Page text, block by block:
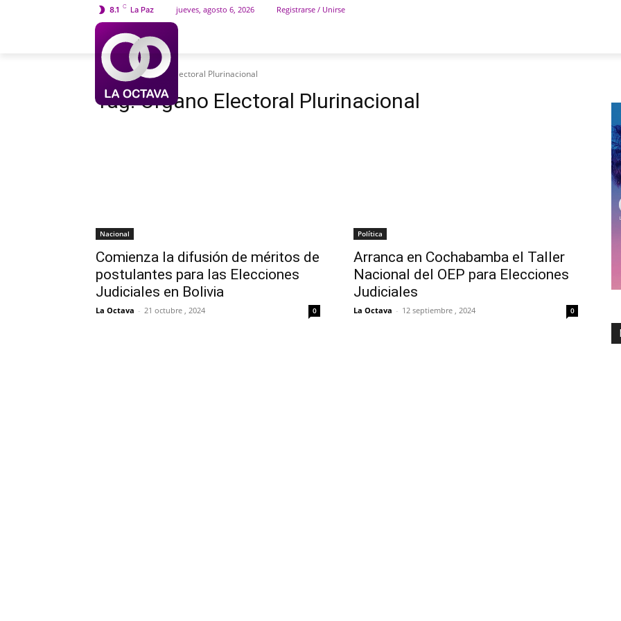
8.1 C La Paz jueves, agosto 6, 2026 Registrarse / Unirse
Etiquetas Órgano Electoral Plurinacional
Tag:Órgano Electoral Plurinacional
Nacional
Comienza la difusión de méritos de
postulantes para las Elecciones
Judiciales en Bolivia
La Octava - 21 octubre , 2024 0
Política
Arranca en Cochabamba el Taller
Nacional del OEP para Elecciones
Judiciales
La Octava - 12 septiembre , 2024 0